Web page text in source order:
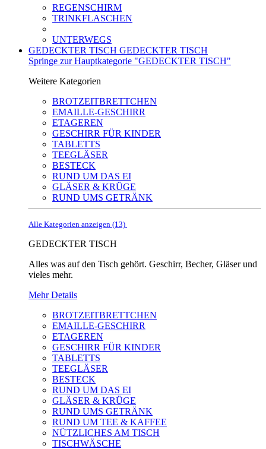
REGENSCHIRM
TRINKFLASCHEN
UNTERWEGS
GEDECKTER TISCH GEDECKTER TISCH
Springe zur Hauptkategorie "GEDECKTER TISCH"
Weitere Kategorien
BROTZEITBRETTCHEN
EMAILLE-GESCHIRR
ETAGEREN
GESCHIRR FÜR KINDER
TABLETTS
TEEGLÄSER
BESTECK
RUND UM DAS EI
GLÄSER & KRÜGE
RUND UMS GETRÄNK
Alle Kategorien anzeigen (13)
GEDECKTER TISCH
Alles was auf den Tisch gehört. Geschirr, Becher, Gläser und
vieles mehr.
Mehr Details
BROTZEITBRETTCHEN
EMAILLE-GESCHIRR
ETAGEREN
GESCHIRR FÜR KINDER
TABLETTS
TEEGLÄSER
BESTECK
RUND UM DAS EI
GLÄSER & KRÜGE
RUND UMS GETRÄNK
RUND UM TEE & KAFFEE
NÜTZLICHES AM TISCH
TISCHWÄSCHE